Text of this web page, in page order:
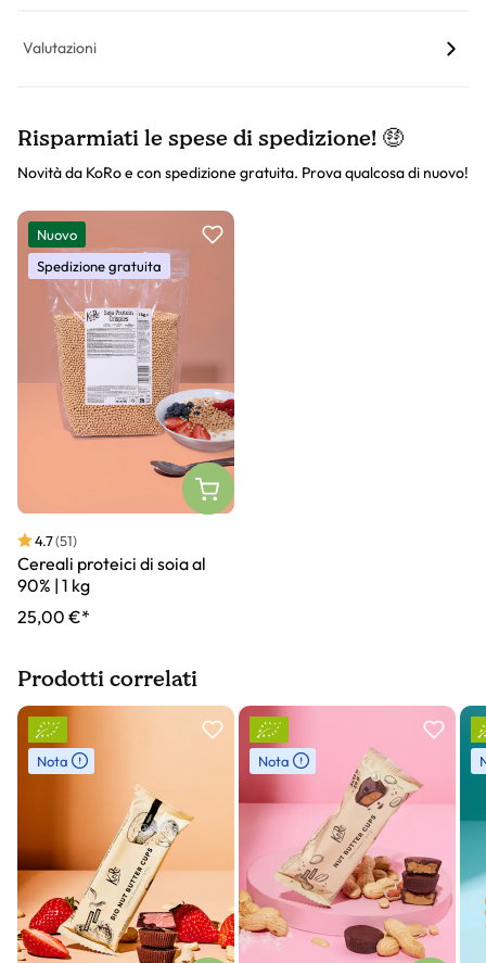
Valutazioni
Risparmiati le spese di spedizione! 🤑
Novità da KoRo e con spedizione gratuita. Prova qualcosa di nuovo!
Slider prodotto
Nuovo
Spedizione gratuita
4.7(51)
Cereali proteici di soia al
90% | 1 kg
25,00 €*
Prodotti correlati
Slider prodotto
Nota Nota